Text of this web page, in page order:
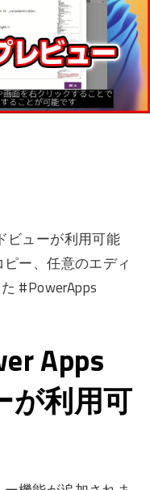
ビューが利用可能
ー、任意のエディ
#PowerApps
Apps
が利用可